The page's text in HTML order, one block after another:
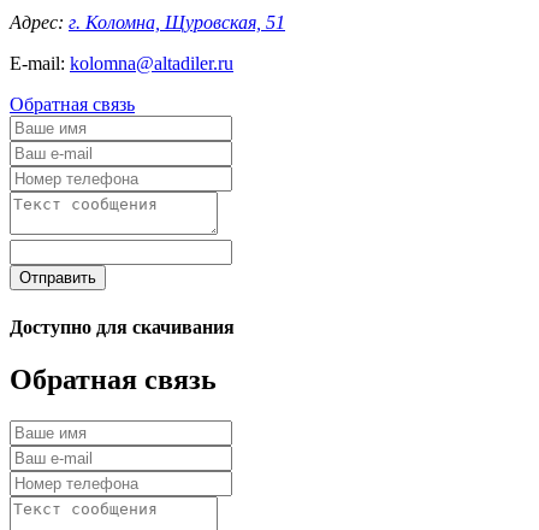
Адрес: г. Коломна, Щуровская, 51
E-mail: kolomna@altadiler.ru
Обратная связь
Отправить
Доступно для скачивания
Обратная связь